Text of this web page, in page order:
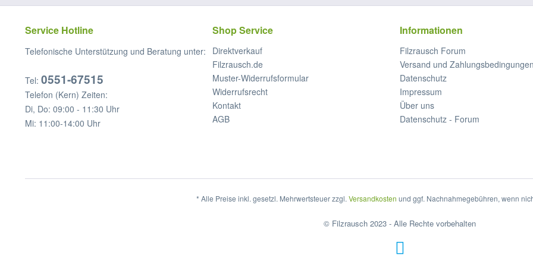
Service Hotline
Telefonische Unterstützung und Beratung unter:
Tel: 0551-67515
Telefon (Kern) Zeiten:
Di, Do: 09:00 - 11:30 Uhr
Mi: 11:00-14:00 Uhr
Shop Service
Direktverkauf
Filzrausch.de
Muster-Widerrufsformular
Widerrufsrecht
Kontakt
AGB
Informationen
Filzrausch Forum
Versand und Zahlungsbedingungen
Datenschutz
Impressum
Über uns
Datenschutz - Forum
* Alle Preise inkl. gesetzl. Mehrwertsteuer zzgl.Versandkosten und ggf. Nachnahmegebühren, wenn
© Filzrausch 2023 - Alle Rechte vorbehalten